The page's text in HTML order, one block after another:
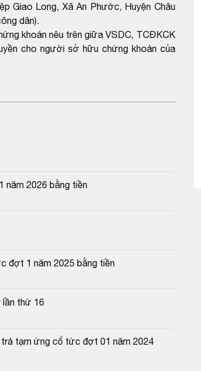
Giao Long, Xã An Phước, Huyện Châu
dân).
khoán nêu trên giữa VSDC, TCĐKCK
cho người sở hữu chứng khoán của
năm 2026 bằng tiền
đợt 1 năm 2025 bằng tiền
lần thứ 16
trả tạm ứng cổ tức đợt 01 năm 2024